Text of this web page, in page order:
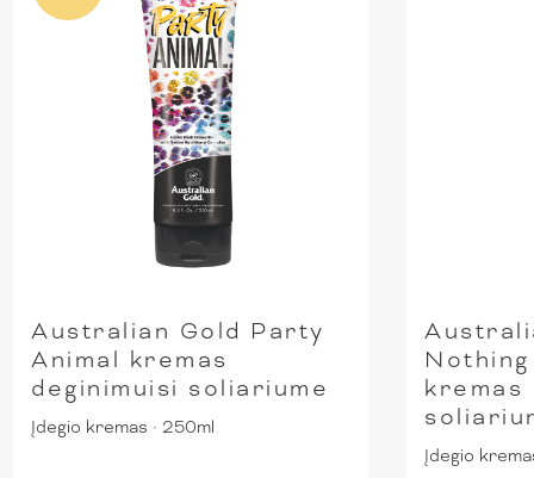
Australian Gold Party
Animal kremas
deginimuisi soliariume
Įdegio kremas · 250ml
kremas
Įdegio